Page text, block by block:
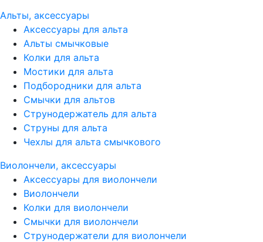
Альты, аксессуары
Аксессуары для альта
Альты смычковые
Колки для альта
Мостики для альта
Подбородники для альта
Смычки для альтов
Струнодержатель для альта
Струны для альта
Чехлы для альта смычкового
Виолончели, аксессуары
Аксессуары для виолончели
Виолончели
Колки для виолончели
Смычки для виолончели
Струнодержатели для виолончели